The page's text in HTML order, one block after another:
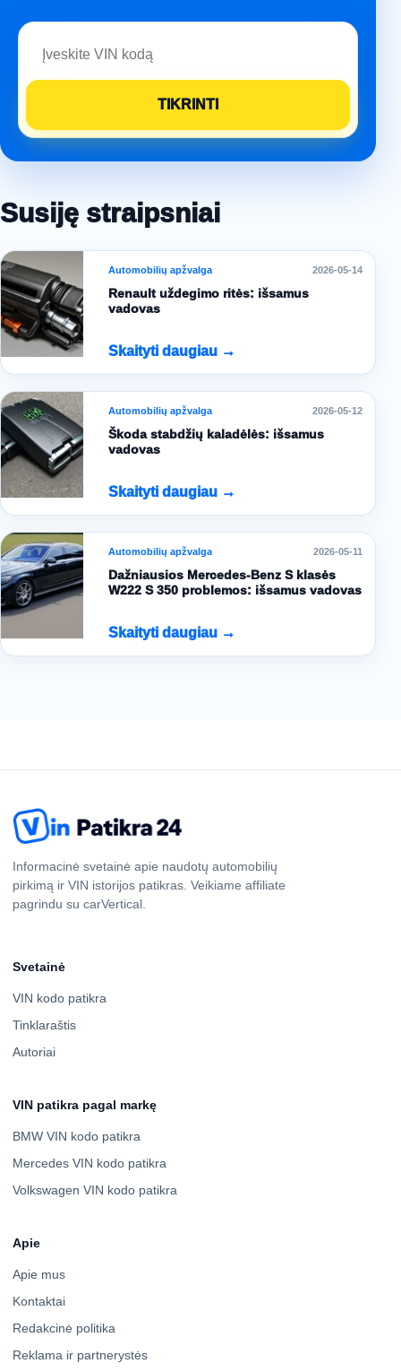
Susiję straipsniai
Automobilių apžvalga 2026-05-14
Renault uždegimo ritės: išsamus
vadovas
Skaityti daugiau →
Automobilių apžvalga 2026-05-12
Škoda stabdžių kaladėlės: išsamus
vadovas
Skaityti daugiau →
Automobilių apžvalga 2026-05-11
Dažniausios Mercedes-Benz S klasės
W222 S 350 problemos: išsamus vadovas
Skaityti daugiau →
Informacinė svetainė apie naudotų automobilių
pirkimą ir VIN istorijos patikras. Veikiame affiliate
pagrindu su carVertical.
Svetainė
VIN kodo patikra
Tinklaraštis
Autoriai
VIN patikra pagal markę
BMW VIN kodo patikra
Mercedes VIN kodo patikra
Volkswagen VIN kodo patikra
Apie
Apie mus
Kontaktai
Redakcinė politika
Reklama ir partnerystės